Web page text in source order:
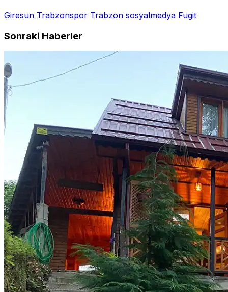
Giresun Trabzonspor Trabzon sosyalmedya Fugit
Sonraki Haberler